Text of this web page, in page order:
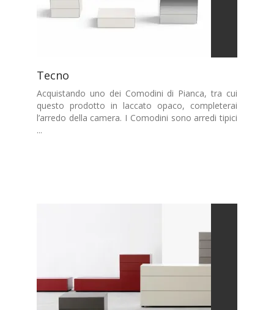
Tecno
Acquistando uno dei Comodini di Pianca, tra cui
questo prodotto in laccato opaco, completerai
l’arredo della camera. I Comodini sono arredi tipici
...